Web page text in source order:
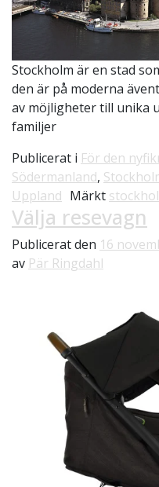
Stockholm är en stad
den är på moderna
av möjligheter till unika
familjer
Publicerat i För den
Södermanland,
Uppland Märkt
Välja resevagn
Publicerat den 16
av Pär Ringdahl